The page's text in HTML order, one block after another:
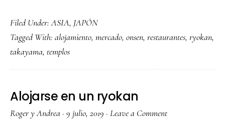
y
en
Filed Under:ASIA, JAPÓN
Tagged With: alojamiento, mercado, onsen, restaurantes, ryokan,
takayama, templos
Alojarse en un ryokan
Roger y Andrea · 9 julio, 2019 · Leave a Comment